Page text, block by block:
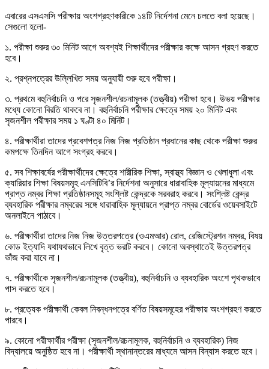
এবারের এসএসসি পরীক্ষায় অংশগ্রহণকারীকে ১৪টি নির্দেশনা মেনে চলতে বলা হয়েছে।
সেগুলো হলো-
১. পরীক্ষা শুরুর ৩০ মিনিট আগে অবশ্যই শিক্ষার্থীদের পরীক্ষার কক্ষে আসন গ্রহণ করতে
হবে।
২. প্রশ্নপত্রের উল্লিখিত সময় অনুযায়ী শুরু হবে পরীক্ষা।
৩. প্রথমে বহুনির্বাচনি ও পরে সৃজনশীল/রচনামূলক (তত্ত্বীয়) পরীক্ষা হবে। উভয় পরীক্ষার
মধ্যে কোনো বিরতি থাকবে না। বহুনির্বাচনি পরীক্ষার ক্ষেত্রে সময় ২০ মিনিট এবং
সৃজনশীল পরীক্ষার সময় ১ ঘণ্টা ৪০ মিনিট।
৪. পরীক্ষার্থীরা তাদের প্রবেশপত্র নিজ নিজ প্রতিষ্ঠান প্রধানের কাছ থেকে পরীক্ষা শুরুর
কমপক্ষে তিনদিন আগে সংগ্রহ করবে।
৫. সব শিক্ষাবর্ষের পরীক্ষার্থীদের ক্ষেত্রে শারীরিক শিক্ষা, স্বাস্থ্য বিজ্ঞান ও খেলাধুলা এবং
ক্যারিয়ার শিক্ষা বিষয়সমূহ এনসিটিবি’র নির্দেশনা অনুসারে ধারাবাহিক মূল্যায়নের মাধ্যমে
প্রাপ্ত নম্বর শিক্ষা প্রতিষ্ঠানসমূহ সংশ্লিষ্ট কেন্দ্রকে সরবরাহ করবে। সংশ্লিষ্ট কেন্দ্র
ব্যবহারিক পরীক্ষার নম্বরের সঙ্গে ধারাবাহিক মূল্যায়নে প্রাপ্ত নম্বর বোর্ডের ওয়েবসাইটে
অনলাইনে পাঠাবে।
৬. পরীক্ষার্থীরা তাদের নিজ নিজ উত্তরপত্রে (ওএমআর) রোল, রেজিস্ট্রেশন নম্বর, বিষয়
কোড ইত্যাদি যথাযথভাবে লিখে বৃত্ত ভরাট করবে। কোনো অবস্থাতেই উত্তরপত্র
ভাঁজ করা যাবে না।
৭. পরীক্ষার্থীকে সৃজনশীল/রচনামূলক (তত্ত্বীয়), বহুনির্বাচনি ও ব্যবহারিক অংশে পৃথকভাবে
পাস করতে হবে।
৮. প্রত্যেক পরীক্ষার্থী কেবল নিবন্ধনপত্রে বর্ণিত বিষয়সমূহের পরীক্ষায় অংশগ্রহণ করতে
পারবে।
৯. কোনো পরীক্ষার্থীর পরীক্ষা (সৃজনশীল/রচনামূলক, বহুনির্বাচনি ও ব্যবহারিক) নিজ
বিদ্যালয়ে অনুষ্ঠিত হবে না। পরীক্ষার্থী স্থানান্তরের মাধ্যমে আসন বিন্যাস করতে হবে।